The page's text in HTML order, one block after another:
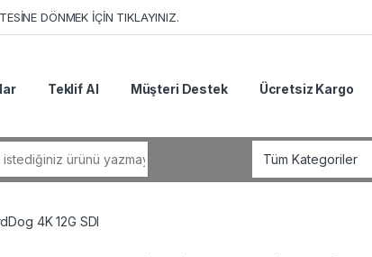
DÖNMEK İÇİN TIKLAYINIZ.
Teklif Al Müşteri Destek Ücretsiz Kargo
4K 12G SDI